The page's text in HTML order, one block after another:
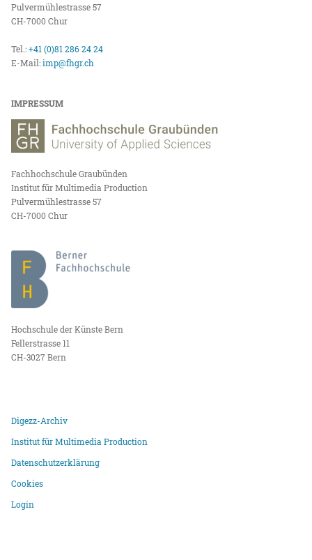
Pulvermühlestrasse 57
CH-7000 Chur
Tel.:+41 (0)81 286 24 24
E-Mail:imp@fhgr.ch
IMPRESSUM
Fachhochschule Graubünden
Institut für Multimedia Production
Pulvermühlestrasse 57
CH-7000 Chur
Hochschule der Künste Bern
Fellerstrasse 11
CH-3027 Bern
Digezz-Archiv
Institut für Multimedia Production
Datenschutzerklärung
Cookies
Login